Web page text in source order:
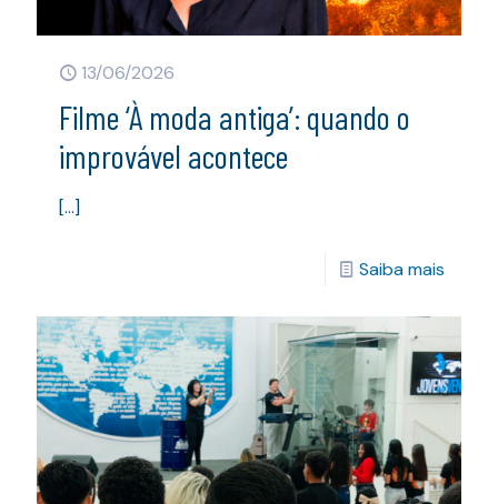
13/06/2026
Filme ‘À moda antiga’: quando o
improvável acontece
[…]
Saiba mais